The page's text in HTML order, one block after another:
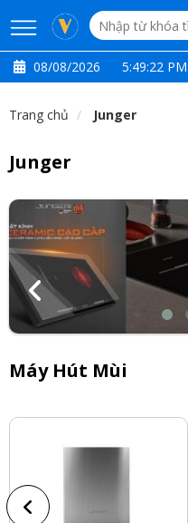
08/08/2026 5:49:23 PM
Trang chủ Junger
Junger
Máy Hút Mùi